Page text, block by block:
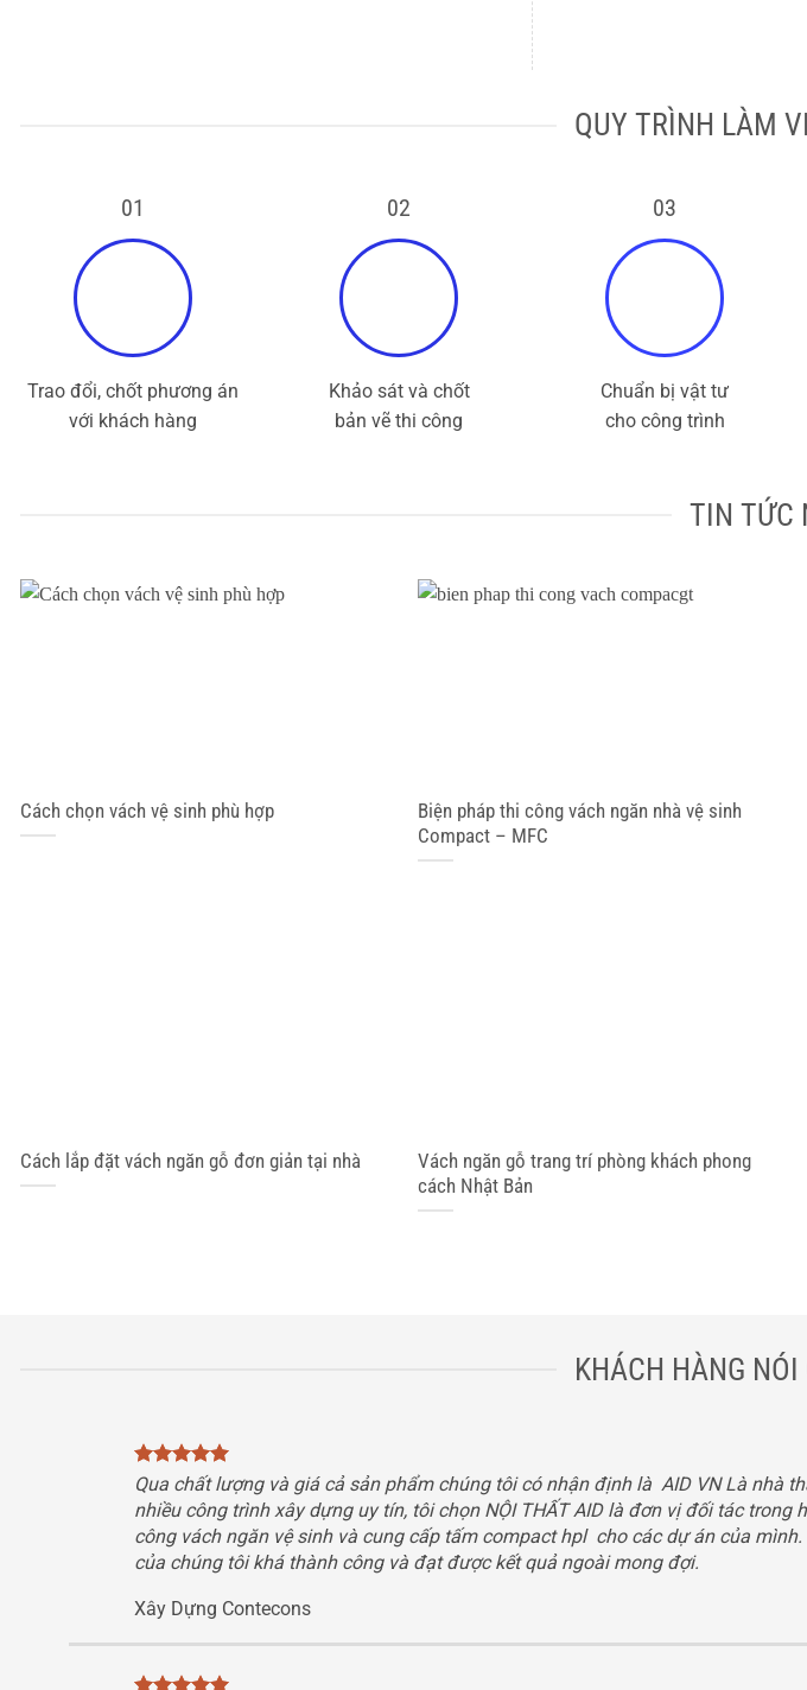
QUY TRÌNH LÀM
01
Trao đổi, chốt phương án
với khách hàng
02
Khảo sát và chốt
bản vẽ thi công
03
Chuẩn bị vật tư
cho công trình
TIN TỨC
Cách chọn vách vệ sinh phù hợp
Biện pháp thi công vách ngăn nhà vệ sinh
Compact – MFC
Cách lắp đặt vách ngăn gỗ đơn giản tại nhà
Vách ngăn gỗ trang trí phòng khách phong
cách Nhật Bản
KHÁCH HÀNG
Qua chất lượng và giá cả sản phẩm chúng tôi có nhận định là AID VN Là nhà
nhiều công trình xây dựng uy tín, tôi chọn NỘI THẤT AID là đơn vị đối tác trong
công vách ngăn vệ sinh và cung cấp tấm compact hpl cho các dự án của
của chúng tôi khá thành công và đạt được kết quả ngoài mong đợi.
Xây Dựng Contecons